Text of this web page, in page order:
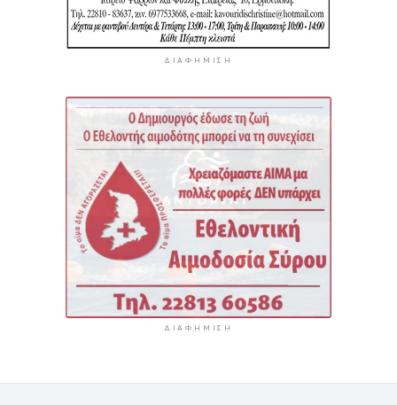
ΔΙΑΦΉΜΙΣΗ
ΔΙΑΦΉΜΙΣΗ